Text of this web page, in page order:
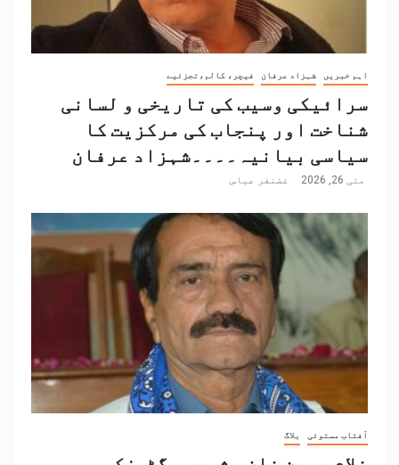
اہم خبریں شہزاد عرفان فیچر، کالم،تجزئیے
سرائیکی وسیب کی تاریخی و لسانی
شناخت اور پنجاب کی مرکزیت کا
سیاسی بیانیہ۔۔۔۔شہزاد عرفان
مئی 26, 2026 غضنفر عباس
آفتاب مستوئی بلاگ